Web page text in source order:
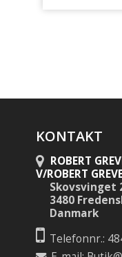
KONTAKT
ROBERT
V/ROBERT
Skovsvinget
3480
Danmark
Telefonnr.: